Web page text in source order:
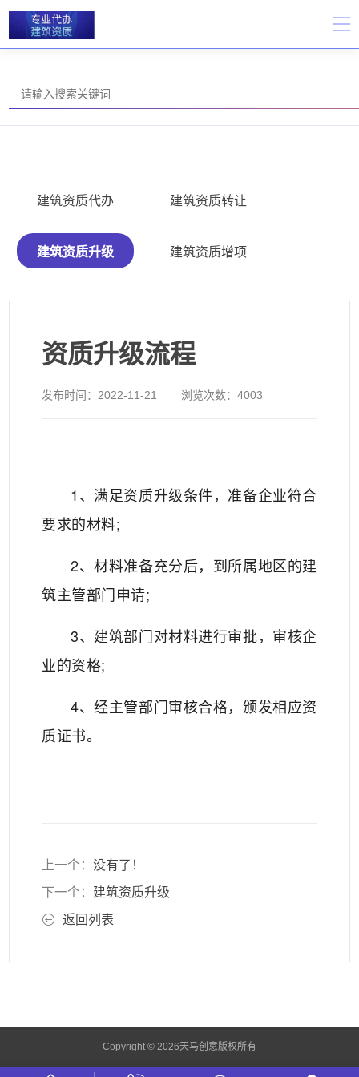
建筑资质代办 建筑资质转让
建筑资质升级 建筑资质增项
资质升级流程
发布时间： 2022-11-21 浏览次数：4003
1、满足资质升级条件，准备企业符合
要求的材料;
2、材料准备充分后，到所属地区的建
筑主管部门申请;
3、建筑部门对材料进行审批，审核企
业的资格;
4、经主管部门审核合格，颁发相应资
质证书。
上一个：没有了！
下一个： 建筑资质升级
返回列表
Copyright © 2026天马创意版权所有